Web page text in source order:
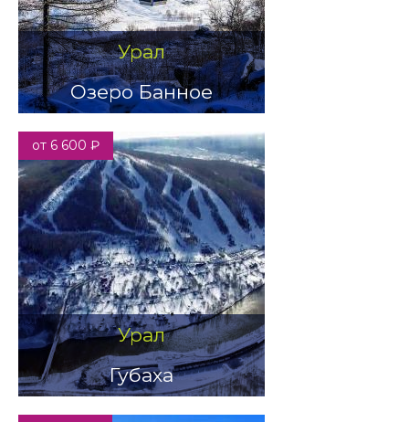
Урал
Озеро Банное
от 6 600 ₽
Урал
Губаха